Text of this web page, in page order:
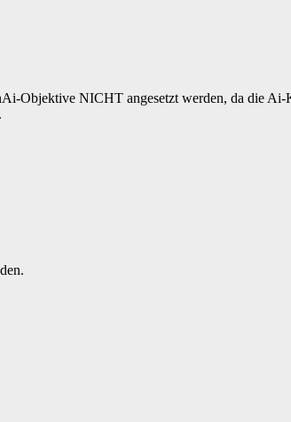
Objektive NICHT angesetzt werden, da die